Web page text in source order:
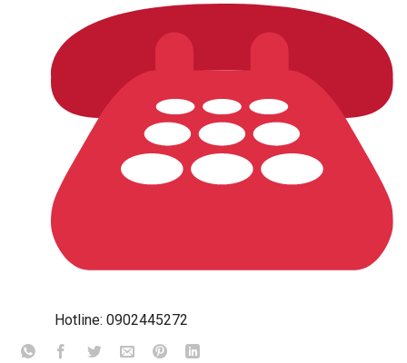
Hotline: 0902445272